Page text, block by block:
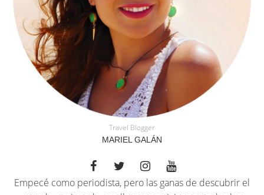
Travel Blogger
MARIEL GALÁN
Empecé como periodista, pero las ganas de descubrir el